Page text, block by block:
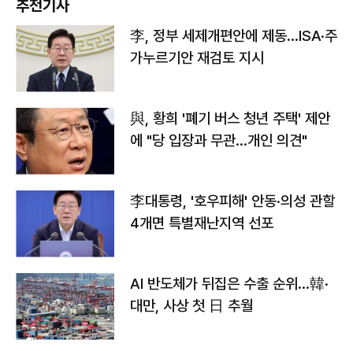
추천기사
李, 정부 세제개편안에 제동…ISA·주
가누르기안 재검토 지시
與, 황희 '폐기 버스 청년 주택' 제안
에 "당 입장과 무관…개인 의견"
李대통령, '호우피해' 안동·의성 관할
4개면 특별재난지역 선포
AI 반도체가 뒤집은 수출 순위…韓·
대만, 사상 첫 日 추월